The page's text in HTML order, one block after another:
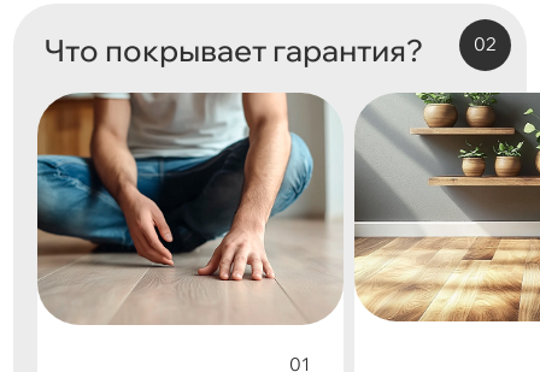
Что покрывает гарантия?